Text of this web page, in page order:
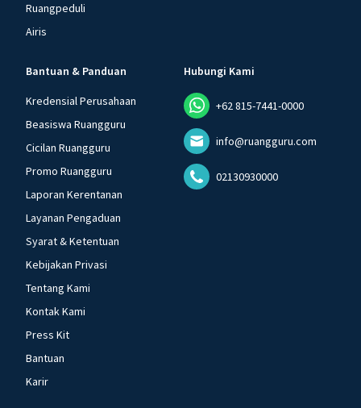
Ruangpeduli
Airis
Bantuan & Panduan
Kredensial Perusahaan
Beasiswa Ruangguru
Cicilan Ruangguru
Promo Ruangguru
Laporan Kerentanan
Layanan Pengaduan
Syarat & Ketentuan
Kebijakan Privasi
Tentang Kami
Kontak Kami
Press Kit
Bantuan
Karir
Hubungi Kami
+62 815-7441-0000
info@ruangguru.com
02130930000